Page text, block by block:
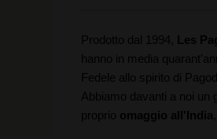
Prodotto dal 1994, Les
hanno in media
Fedele allo spirito di
Abbiamo davanti a noi un
proprio omaggio all'India